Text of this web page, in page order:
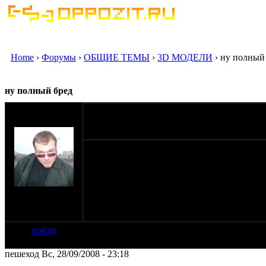
Home › Форумы › ОБЩИЕ ТЕМЫ › 3D МОДЕЛИ › ну полный
ну полный бред
войти
пешеход Вс, 28/09/2008 - 23:18